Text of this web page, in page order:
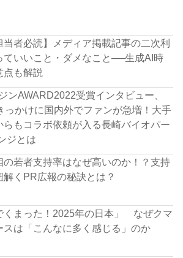
当者必読】メディア掲載記事の二次利
ていいこと・ダメなこと──生成AI時
点も解説
ンAWARD2022受賞インタビュー、
っかけに国内外でファンが急増！大手
らもコラボ依頼が入る長崎バイオパー
ジとは
の若者支持率はなぜ高いのか！？支持
解くPR広報の秘訣とは？
くまった！2025年の日本」 なぜクマ
スは「こんなに多く感じる」のか